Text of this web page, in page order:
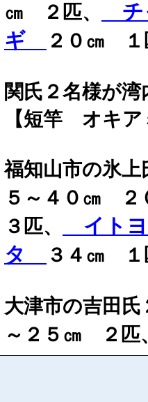
㎝ ２匹、
チ
ギ
２０㎝
関氏２名様が湾
【短竿 オキ
福知山市の氷
５～４０㎝ ２
３匹、
イト
タ
３４㎝ １
大津市の吉田
～２５㎝ ２匹